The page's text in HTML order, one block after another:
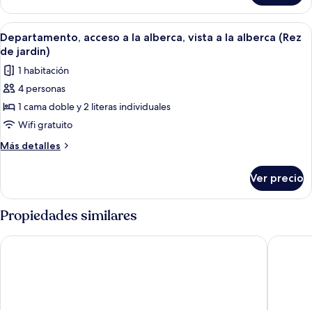
Terraza,
vista
al
mar
Abrir
todas
las
fotos
de
Departamento,
acceso
a
vista
la
alberca
Un dormitorio con cama, mesita de
5
Departamento, acceso a la alberca, vista a la alberca (Rez
de jardin)
1 habitación
4 personas
1 cama doble y 2 literas individuales
Wifi gratuito
Más detalles
Más
acceso
a
la
alberca,
vista
Ver precio
Propiedades similares
Hôtel Roc e Mare Hôtel